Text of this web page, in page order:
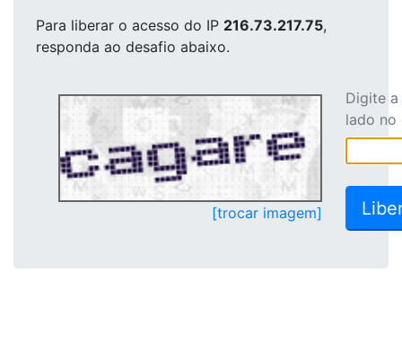
Para liberar o acesso do IP 216.73.217.75,
responda ao desafio abaixo.
[trocar imagem]
Digite
lado no